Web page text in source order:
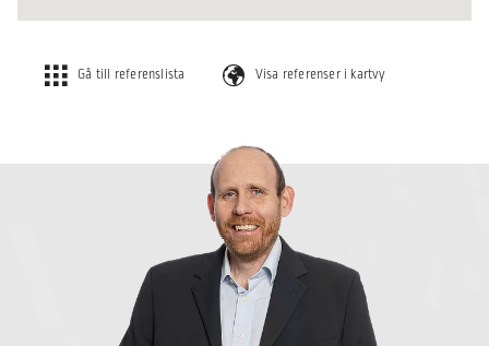
Gå till referenslista Visa referenser i kartvy